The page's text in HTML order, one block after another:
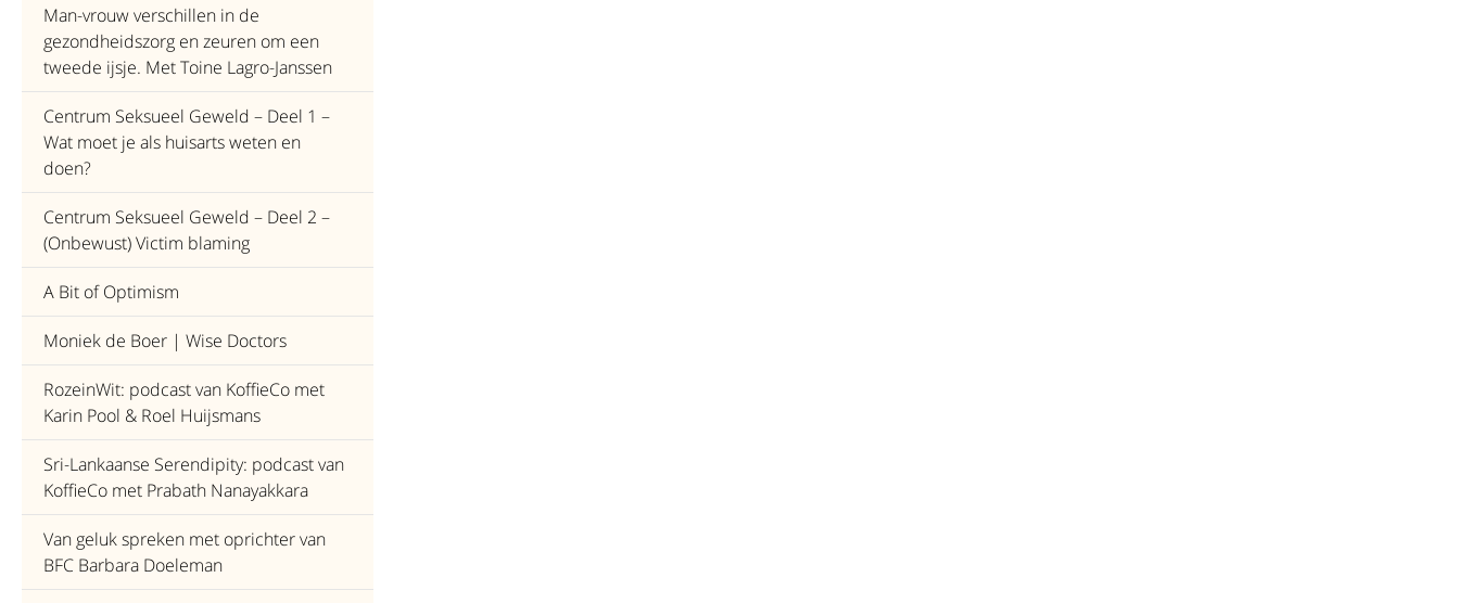
Man-vrouw verschillen in de
gezondheidszorg en zeuren om een
tweede ijsje. Met Toine Lagro-Janssen
Centrum Seksueel Geweld – Deel 1 –
Wat moet je als huisarts weten en
doen?
Centrum Seksueel Geweld – Deel 2 –
(Onbewust) Victim blaming
A Bit of Optimism
Moniek de Boer | Wise Doctors
RozeinWit: podcast van KoffieCo met
Karin Pool & Roel Huijsmans
Sri-Lankaanse Serendipity: podcast van
KoffieCo met Prabath Nanayakkara
Van geluk spreken met oprichter van
BFC Barbara Doeleman